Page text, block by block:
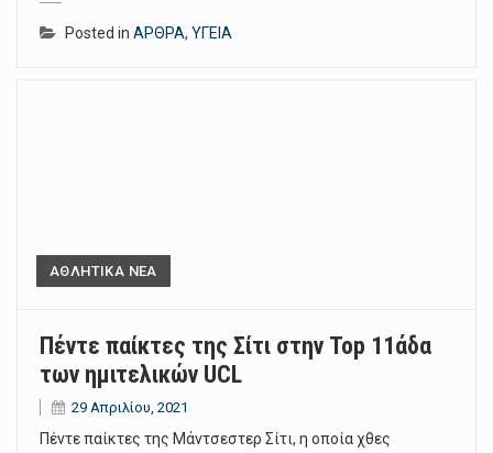
Posted in ΑΡΘΡΑ, ΥΓΕΙΑ
ΑΘΛΗΤΙΚΑ ΝΕΑ
Πέντε παίκτες της Σίτι στην Top 11άδα
των ημιτελικών UCL
29 Απριλίου, 2021
Πέντε παίκτες της Μάντσεστερ Σίτι, η οποία χθες